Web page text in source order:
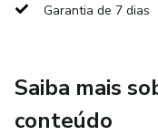
liberdade financeira?
Garantia de 7 dias
Saiba mais
conteúdo